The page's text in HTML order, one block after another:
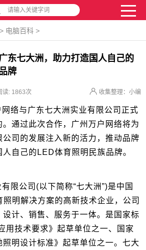
请输入关键字词
> 电脑百科 >
东七大洲，助力打造国人自己的
牌
收集整理：小编
读: 1863次
络与广东七大洲实业有限公司正式
。通过此次合作，广州万户网络将为
公司的发展注入新的活力，推动品牌
自己的LED体育照明民族品牌。
限公司(以下简称“七大洲”)是中国
明解决方案的高新技术企业，公司
计、销售、服务于一体。是国家标
用技术要求》起草单位之一、国家
明设计标准》起草单位之一。七大